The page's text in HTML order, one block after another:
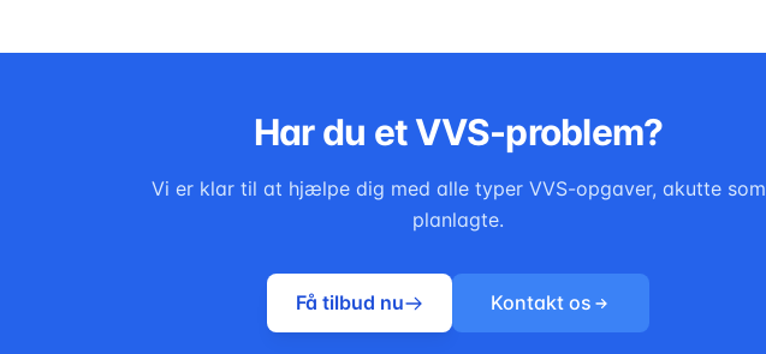
Har du et VVS-problem?
Vi er klar til at hjælpe dig med alle typer VVS-opgaver, akutte som
planlagte.
Få tilbud nu Kontakt os